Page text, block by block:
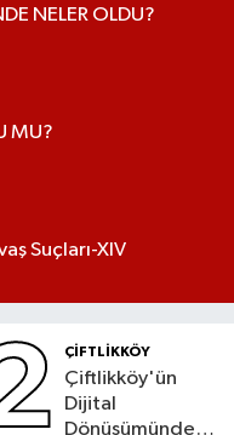
NELER OLDU?
MU?
Suçları-XIV
ÇİFTLİKKÖY
Çiftlikköy'ün
Dijital
Dönüşümünde